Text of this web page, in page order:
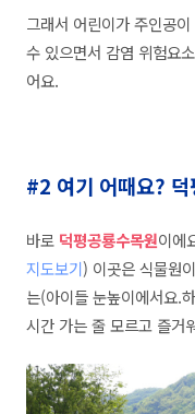
그래서 어린이가 주인공
수 있으면서 감염 위험요
어요.
#2 여기 어때요?
바로 덕평공룡수목원이에
지도보기) 이곳은 식물원
는(아이들 눈높이에서요.
시간 가는 줄 모르고 즐거